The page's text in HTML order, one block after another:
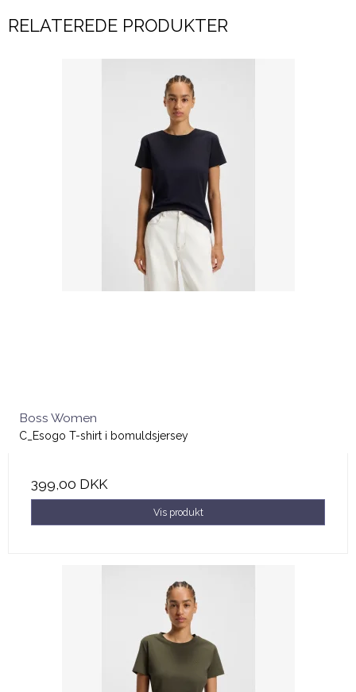
RELATEREDE PRODUKTER
Boss Women
C_Esogo T-shirt i bomuldsjersey
399,00 DKK
Vis produkt